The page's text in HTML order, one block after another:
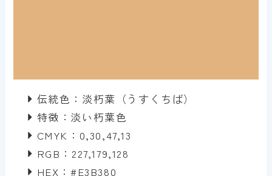
伝統色：淡朽葉（うすくちば）
特徴：淡い朽葉色
CMYK：0,30,47,13
RGB：227,179,128
HEX：#E3B380